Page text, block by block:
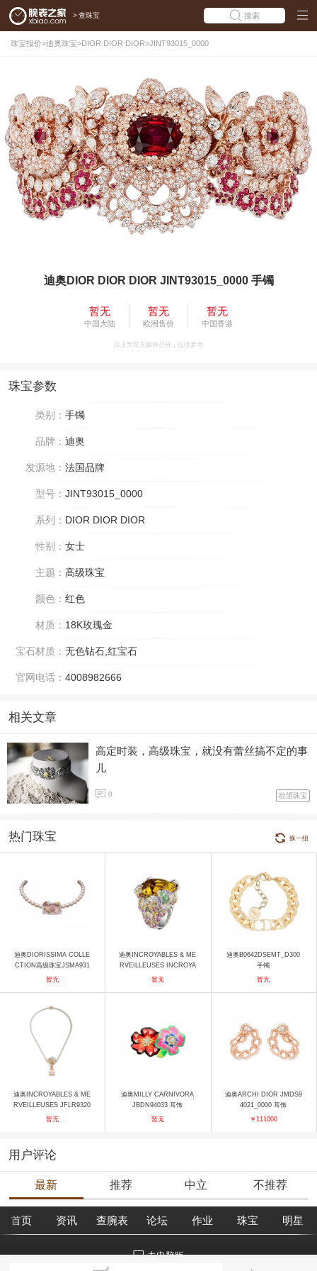
> 查珠宝 搜索
珠宝报价>迪奥珠宝>DIOR DIOR DIOR>JINT93015_0000
迪奥DIOR DIOR DIOR JINT93015_0000 手镯
暂无
中国大陆
暂无
欧洲售价
暂无
中国香港
以上为官方媒体公价，仅供参考
珠宝参数
类别： 手镯
品牌： 迪奥
发源地： 法国品牌
型号： JINT93015_0000
系列： DIOR DIOR DIOR
性别： 女士
主题： 高级珠宝
颜色： 红色
材质： 18K玫瑰金
宝石材质： 无色钻石,红宝石
官网电话： 4008982666
相关文章
高定时装，高级珠宝，就没有蕾丝搞不定的事
儿
0 欲望珠宝
热门珠宝 换一组
迪奥DIORISSIMA COLLE
CTION高级珠宝JSMA931
32 项链
暂无
迪奥INCROYABLES & ME
RVEILLEUSES INCROYA
BLES ET MERVEILLEUS
暂无
迪奥B0642DSEMT_D300
手镯
暂无
迪奥INCROYABLES & ME
RVEILLEUSES JFLR9320
5_0000 项链
暂无
迪奥MILLY CARNIVORA
JBDN94033 耳饰
暂无
迪奥ARCHI DIOR JMDS9
4021_0000 耳饰
￥111000
用户评论
最新 推荐 中立 不推荐
首页 资讯 查腕表 论坛 作业 珠宝 明星
去电脑版